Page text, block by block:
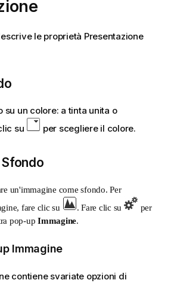
le proprietà Presentazione
su un colore: a tinta unita o
su
per scegliere il colore.
un'immagine come sfondo. Per
fare clic su
. Fare clic su
per
pop-up Immagine.
Immagine
contiene svariate opzioni di